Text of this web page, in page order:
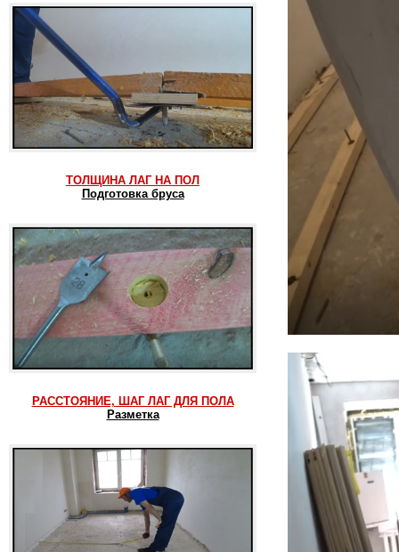
ТОЛЩИНА ЛАГ НА ПОЛ
Подготовка бруса
РАССТОЯНИЕ, ШАГ ЛАГ ДЛЯ ПОЛА
Разметка